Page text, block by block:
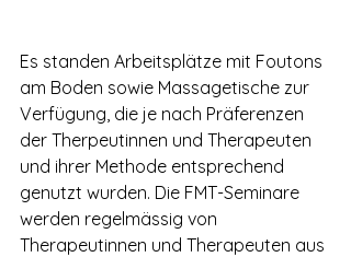
Es standen Arbeitsplätze mit Foutons
am Boden sowie Massagetische zur
Verfügung, die je nach Präferenzen
der Therpeutinnen und Therapeuten
und ihrer Methode entsprechend
genutzt wurden. Die FMT-Seminare
werden regelmässig von
Therapeutinnen und Therapeuten aus